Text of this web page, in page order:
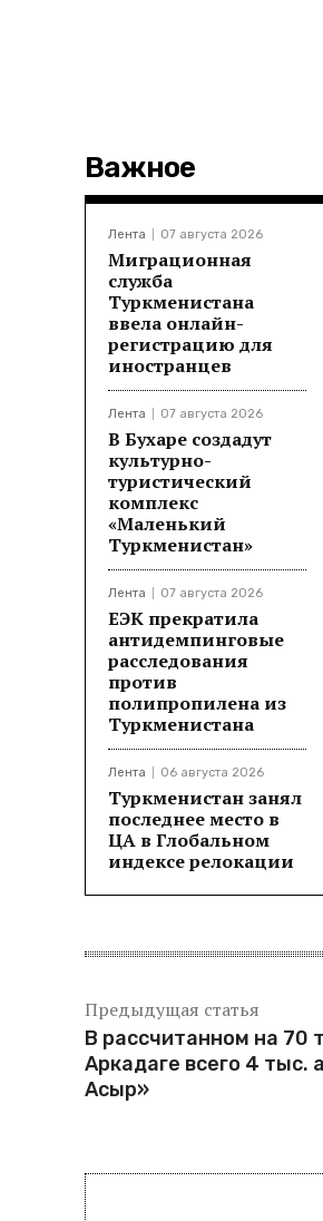
Важное
Лента 07 августа 2026
Миграционная
служба
Туркменистана
ввела онлайн-
регистрацию для
иностранцев
Лента 07 августа 2026
В Бухаре создадут
культурно-
туристический
комплекс
«Маленький
Туркменистан»
Лента 07 августа 2026
ЕЭК прекратила
антидемпинговые
расследования
против
полипропилена из
Туркменистана
Лента 06 августа 2026
Туркменистан занял
последнее место в
ЦА в Глобальном
индексе релокации
Предыдущая статья
В рассчитанном на 70
Аркадаге всего 4 тыс.
Асыр»